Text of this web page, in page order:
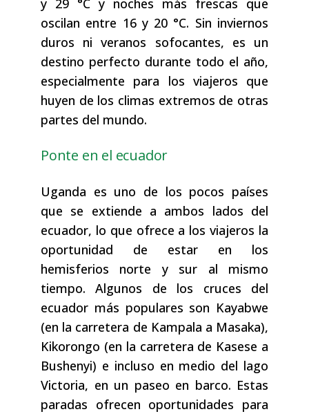
y 29 °C y noches más frescas que
oscilan entre 16 y 20 °C. Sin inviernos
duros ni veranos sofocantes, es un
destino perfecto durante todo el año,
especialmente para los viajeros que
huyen de los climas extremos de otras
partes del mundo.
Ponte en el ecuador
Uganda es uno de los pocos países
que se extiende a ambos lados del
ecuador, lo que ofrece a los viajeros la
oportunidad de estar en los
hemisferios norte y sur al mismo
tiempo. Algunos de los cruces del
ecuador más populares son Kayabwe
(en la carretera de Kampala a Masaka),
Kikorongo (en la carretera de Kasese a
Bushenyi) e incluso en medio del lago
Victoria, en un paseo en barco. Estas
paradas ofrecen oportunidades para